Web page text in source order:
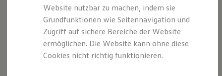
Aktionen & Angebote
E-Auto-Förderung
Für Privatkunden
Für Gewerbekunden
Profi Paket
TopDeal
Impressum
Datenschutzerklärung
Website nutzbar zu machen, indem sie
Grundfunktionen wie Seitennavigation und
Zugriff auf sichere Bereiche der Website
ermöglichen. Die Website kann ohne diese
Cookies nicht richtig funktionieren.